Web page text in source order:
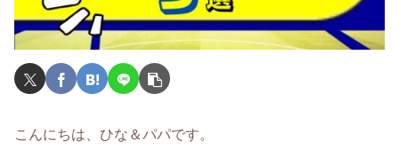
こんにちは、ひな＆パパです。